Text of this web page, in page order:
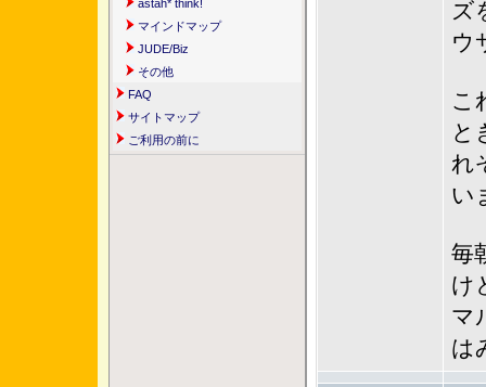
astah* think!
マインドマップ
JUDE/Biz
その他
FAQ
サイトマップ
ご利用の前に
ズ
ウ
こ
と
れ
い
毎
け
マ
は